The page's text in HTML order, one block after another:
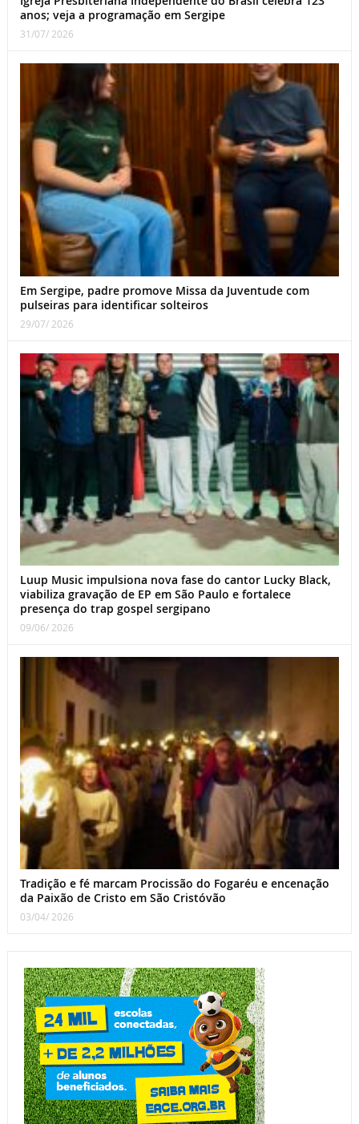
anos; veja a programação em Sergipe
31/07/ 2026
Em Sergipe, padre promove Missa da Juventude com
pulseiras para identificar solteiros
29/07/ 2026
Luup Music impulsiona nova fase do cantor Lucky Black,
viabiliza gravação de EP em São Paulo e fortalece
presença do trap gospel sergipano
09/06/ 2026
Tradição e fé marcam Procissão do Fogaréu e encenação
da Paixão de Cristo em São Cristóvão
03/04/ 2026